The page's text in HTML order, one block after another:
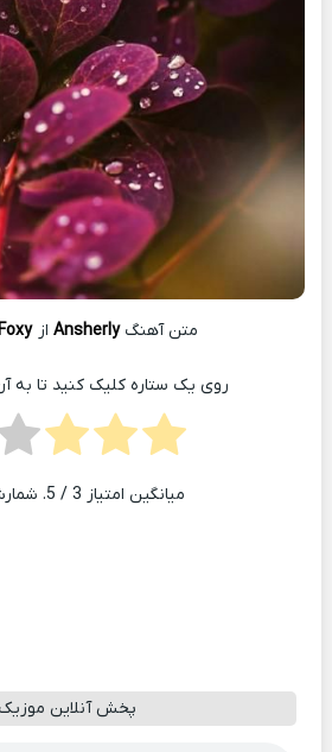
متن آهنگAnsherly از
روی یک ستاره کلیک کنید تا به
میانگین امتیاز 3 / 5. شمارش آرا:
پخش آنلاین موزیک